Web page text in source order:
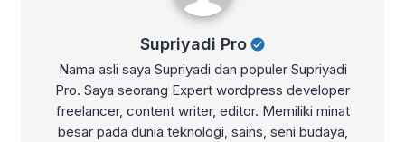
Supriyadi Pro
Nama asli saya Supriyadi dan populer Supriyadi
Pro. Saya seorang Expert wordpress developer
freelancer, content writer, editor. Memiliki minat
besar pada dunia teknologi, sains, seni budaya,